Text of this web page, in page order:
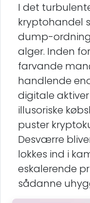
I det
kryptohandel
dump-
alger. Inden
farvande
handlende
digitale
illusoriske
puster
Desværre
lokkes ind i
eskalerende
sådanne